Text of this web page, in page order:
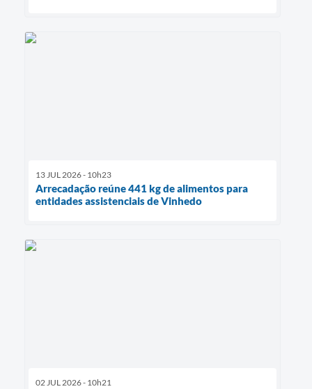
13 JUL 2026 - 10h23
Arrecadação reúne 441 kg de alimentos para
entidades assistenciais de Vinhedo
02 JUL 2026 - 10h21